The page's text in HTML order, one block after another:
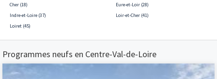
en énergie et innovant, intégré dans des paysages
enchanteurs et des villes à taille humaine où la qualité de vie
est reine. La région déploie une offre diversifiée et en plein
amoureux du patrimoine. Chaque projet d'achat résidence
principale en Centre-Val de Loire s'inscrit ainsi dans une
démarche durable et vertueuse, au sein d'un programme
Cher (18)
Eure-et-Loir (28)
Indre-et-Loire (37)
Loir-et-Cher (41)
Loiret (45)
Programmes neufs en Centre-Val-de-Loire